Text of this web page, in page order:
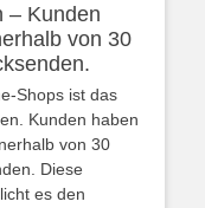
– Kunden
von 30
Shops ist das
Kunden haben
von 30
Diese
es den